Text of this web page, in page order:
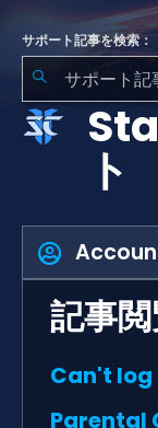
サポート記事を検索：
ト
記事
Can't log
Parental